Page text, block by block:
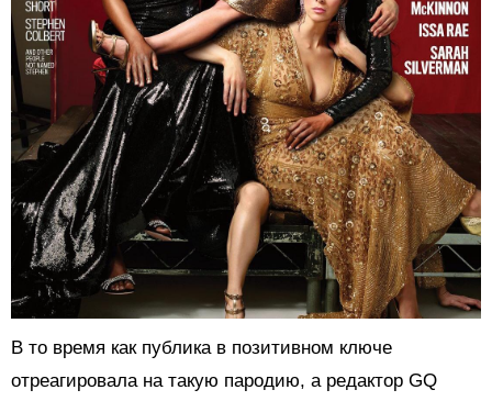
В то время как публика в позитивном ключе
отреагировала на такую пародию, а редактор GQ